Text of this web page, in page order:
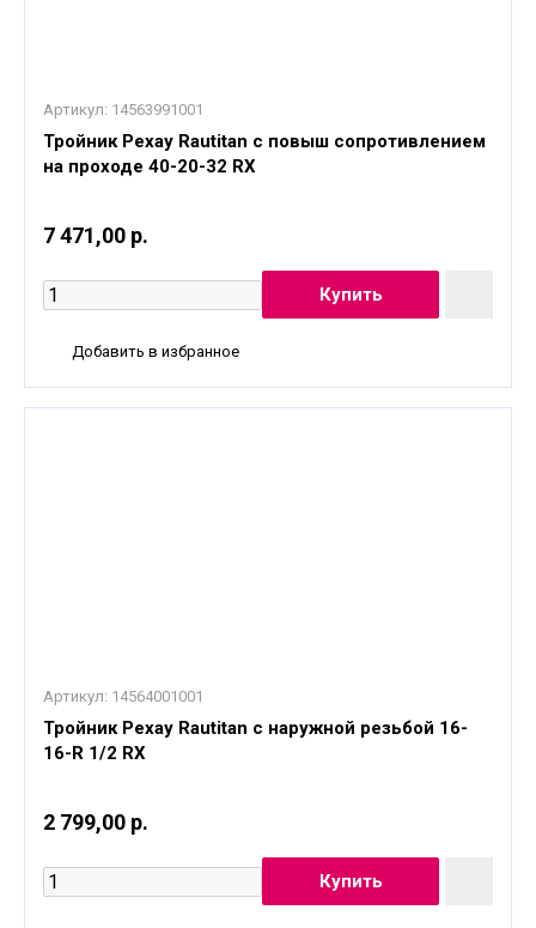
Артикул: 14563991001
Тройник Рехау Rautitan с повыш сопротивлением
на проходе 40-20-32 RX
7 471,00 р.
Добавить в избранное
Артикул: 14564001001
Тройник Рехау Rautitan с наружной резьбой 16-
16-R 1/2 RX
2 799,00 р.